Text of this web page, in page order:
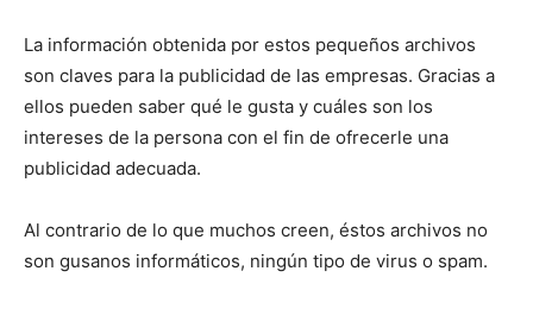
La información obtenida por estos pequeños archivos
son claves para la publicidad de las empresas. Gracias a
ellos pueden saber qué le gusta y cuáles son los
intereses de la persona con el fin de ofrecerle una
publicidad adecuada.
Al contrario de lo que muchos creen, éstos archivos no
son gusanos informáticos, ningún tipo de virus o spam.